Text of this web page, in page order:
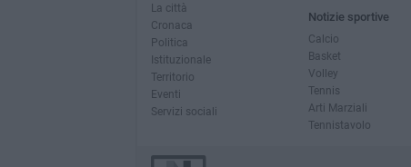
La città
Cronaca
Politica
Istituzionale
Territorio
Eventi
Servizi sociali
Notizie sportive
Calcio
Basket
Volley
Tennis
Arti Marziali
Tennistavolo